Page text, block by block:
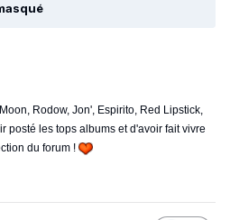
Rodow, Jon', Espirito, Red Lipstick,
posté les tops albums et d'avoir fait vivre
du forum !